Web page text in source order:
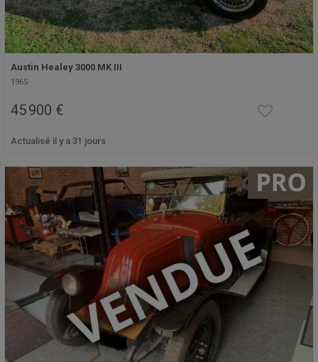
Austin Healey 3000 MK III
1965
45 900 €
Actualisé il y a 31 jours